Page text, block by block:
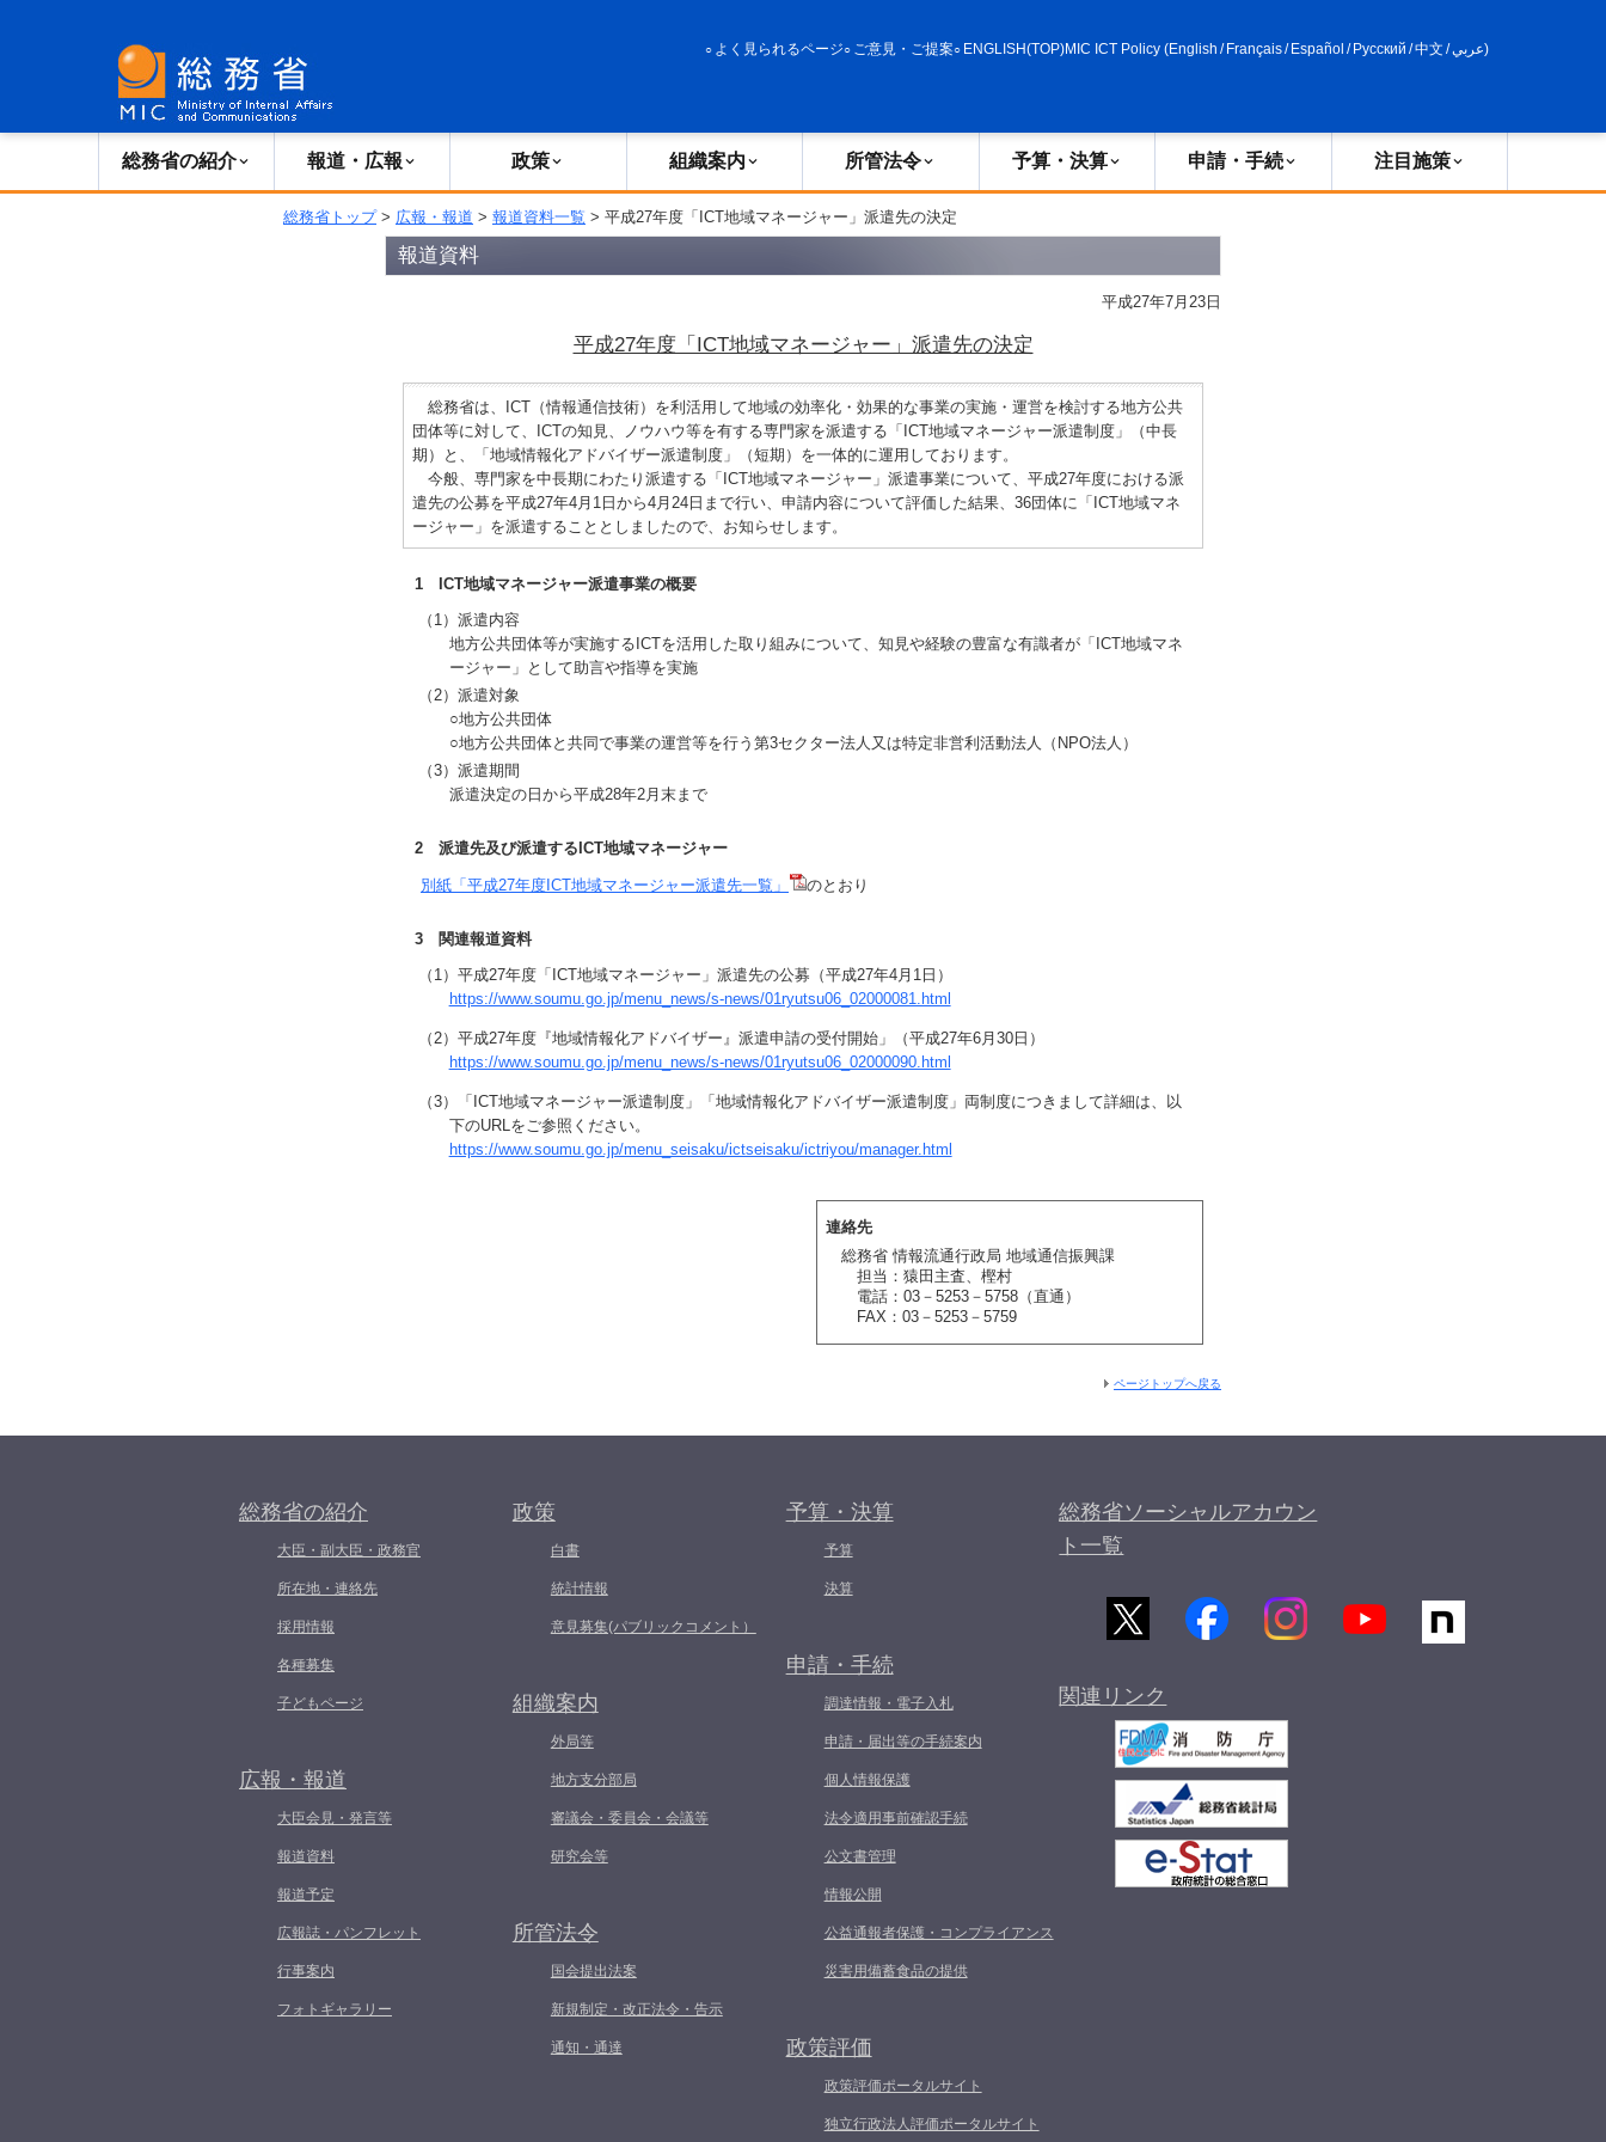
よく見られるページ ご意見・ご提案 ENGLISH(TOP)MIC ICT Policy (English / Français/ Español / Русский /中文 /عربي)
総務省の紹介 報道・広報 政策 組織案内 所管法令 予算・決算 申請・手続 注目施策
総務省トップ> 広報・報道 > 報道資料一覧 > 平成27年度「ICT地域マネージャー」派遣先の決定
報道資料
平成27年7月23日
平成27年度「ICT地域マネージャー」派遣先の決定
総務省は、ICT（情報通信技術）を利活用して地域の効率化・効果的な事業の実施・運営を検討する地方公共
団体等に対して、ICTの知見、ノウハウ等を有する専門家を派遣する「ICT地域マネージャー派遣制度」（中長
期）と、「地域情報化アドバイザー派遣制度」（短期）を一体的に運用しております。
今般、専門家を中長期にわたり派遣する「ICT地域マネージャー」派遣事業について、平成27年度における派
遣先の公募を平成27年4月1日から4月24日まで行い、申請内容について評価した結果、36団体に「ICT地域マネ
ージャー」を派遣することとしましたので、お知らせします。
1 ICT地域マネージャー派遣事業の概要
（1）派遣内容
地方公共団体等が実施するICTを活用した取り組みについて、知見や経験の豊富な有識者が「ICT地域マネ
ージャー」として助言や指導を実施
（2）派遣対象
○地方公共団体
○地方公共団体と共同で事業の運営等を行う第3セクター法人又は特定非営利活動法人（NPO法人）
（3）派遣期間
派遣決定の日から平成28年2月末まで
2 派遣先及び派遣するICT地域マネージャー
別紙「平成27年度ICT地域マネージャー派遣先一覧」 のとおり
3 関連報道資料
（1）平成27年度「ICT地域マネージャー」派遣先の公募（平成27年4月1日）
https://www.soumu.go.jp/menu_news/s-news/01ryutsu06_02000081.html
（2）平成27年度『地域情報化アドバイザー』派遣申請の受付開始」（平成27年6月30日）
https://www.soumu.go.jp/menu_news/s-news/01ryutsu06_02000090.html
（3）「ICT地域マネージャー派遣制度」「地域情報化アドバイザー派遣制度」両制度につきまして詳細は、以
下のURLをご参照ください。
https://www.soumu.go.jp/menu_seisaku/ictseisaku/ictriyou/manager.html
連絡先
総務省 情報流通行政局 地域通信振興課
担当：猿田主査、樫村
電話：03－5253－5758（直通）
FAX：03－5253－5759
ページトップへ戻る
総務省の紹介
大臣・副大臣・政務官
所在地・連絡先
採用情報
各種募集
子どもページ
広報・報道
大臣会見・発言等
報道資料
報道予定
広報誌・パンフレット
行事案内
フォトギャラリー
政策
白書
統計情報
意見募集(パブリックコメント）
組織案内
外局等
地方支分部局
審議会・委員会・会議等
研究会等
所管法令
国会提出法案
新規制定・改正法令・告示
通知・通達
予算・決算
予算
決算
申請・手続
調達情報・電子入札
申請・届出等の手続案内
個人情報保護
法令適用事前確認手続
公文書管理
情報公開
公益通報者保護・コンプライアンス
災害用備蓄食品の提供
政策評価
政策評価ポータルサイト
独立行政法人評価ポータルサイト
総務省ソーシャルアカウン
ト一覧
関連リンク